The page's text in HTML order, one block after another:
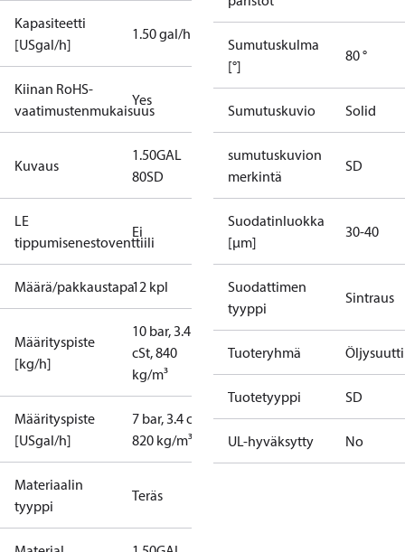
Kapasiteetti
[USgal/h]
1.50 gal/h
Kiinan RoHS-
vaatimustenmukaisuus
Yes
Kuvaus
1.50GAL
80SD
LE
tippumisenestoventtiili
Ei
Määrä/pakkaustapa12 kpl
Määrityspiste
[kg/h]
10 bar, 3.4
cSt, 840
kg/m³
Määrityspiste
[USgal/h]
7 bar, 3.4 cSt,
820 kg/m³
Materiaalin
tyyppi
Teräs
Sumutuskulma
[°]
80 °
Sumutuskuvio Solid
sumutuskuvion
merkintä
SD
Suodatinluokka
[µm]
30-40
Suodattimen
tyyppi
Sintraus
Tuoteryhmä
Tuotetyyppi SD
UL-hyväksytty No